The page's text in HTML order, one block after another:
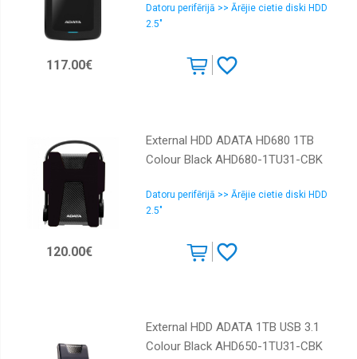
Datoru perifērijā >> Ārējie cietie diski HDD
2.5"
117.00€
External HDD ADATA HD680 1TB
Colour Black AHD680-1TU31-CBK
Datoru perifērijā >> Ārējie cietie diski HDD
2.5"
120.00€
External HDD ADATA 1TB USB 3.1
Colour Black AHD650-1TU31-CBK